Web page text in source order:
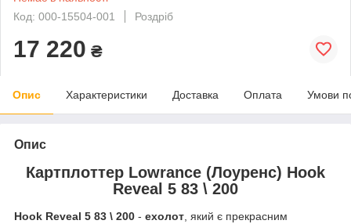
Код: 000-15504-001
Роздріб
17 220 ₴
Опис Характеристики Доставка Оплата Умови
Опис
Картплоттер Lowrance (Лоуренс) Hook
Reveal 5 83 \ 200
Hook Reveal 5 83 \ 200 - ехолот, який є прекрасним